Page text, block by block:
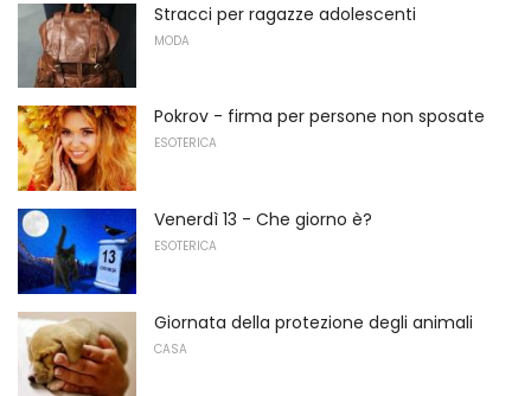
Stracci per ragazze adolescenti
MODA
Pokrov - firma per persone non sposate
ESOTERICA
Venerdì 13 - Che giorno è?
ESOTERICA
Giornata della protezione degli animali
CASA